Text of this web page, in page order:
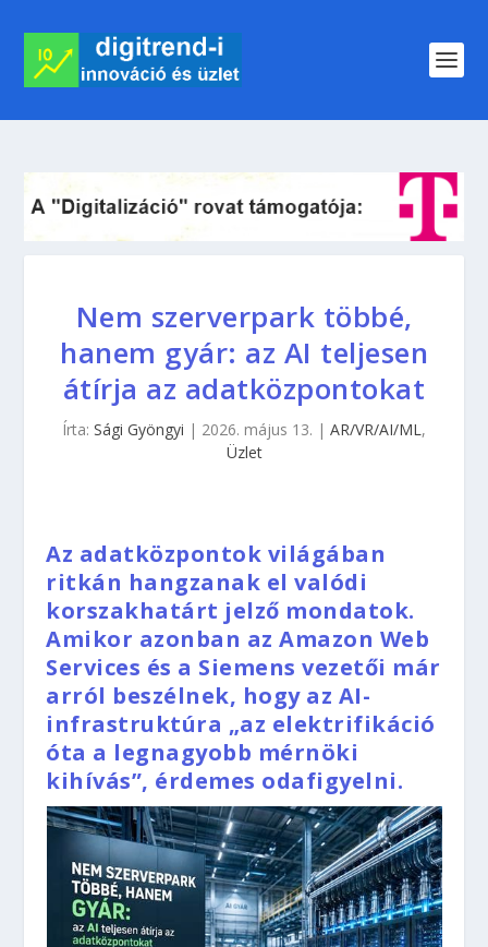
Nem szerverpark többé,
hanem gyár: az AI teljesen
átírja az adatközpontokat
Írta: Sági Gyöngyi | 2026. május 13. | AR/VR/AI/ML,
Üzlet
Az adatközpontok világában
ritkán hangzanak el valódi
korszakhatárt jelző mondatok.
Amikor azonban az Amazon Web
Services és a Siemens vezetői már
arról beszélnek, hogy az AI-
infrastruktúra „az elektrifikáció
óta a legnagyobb mérnöki
kihívás”, érdemes odafigyelni.